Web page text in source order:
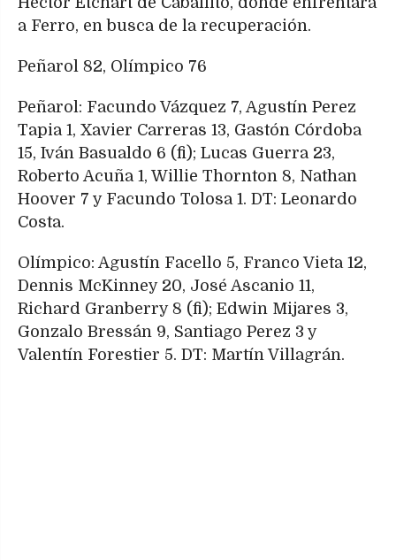
a Ferro, en busca de la recuperación.
Peñarol 82, Olímpico 76
Peñarol: Facundo Vázquez 7, Agustín Perez
Tapia 1, Xavier Carreras 13, Gastón Córdoba
15, Iván Basualdo 6 (fi); Lucas Guerra 23,
Roberto Acuña 1, Willie Thornton 8, Nathan
Hoover 7 y Facundo Tolosa 1. DT: Leonardo
Costa.
Olímpico: Agustín Facello 5, Franco Vieta 12,
Dennis McKinney 20, José Ascanio 11,
Richard Granberry 8 (fi); Edwin Mijares 3,
Gonzalo Bressán 9, Santiago Perez 3 y
Valentín Forestier 5. DT: Martín Villagrán.